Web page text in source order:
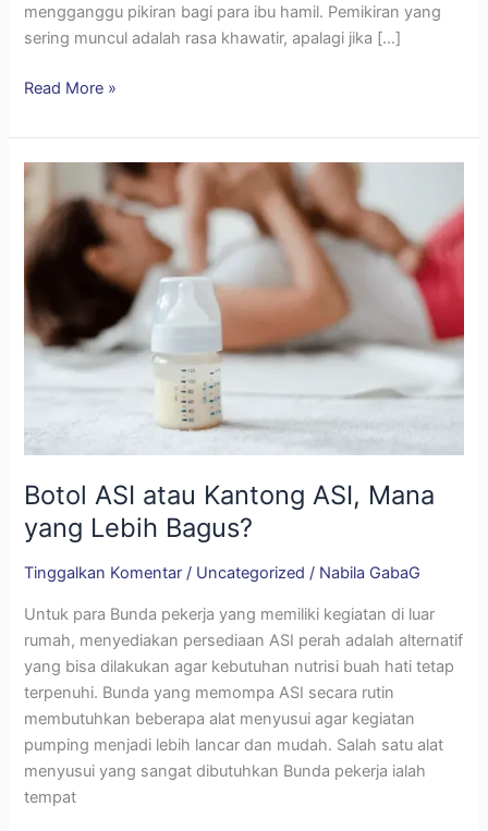
mengganggu pikiran bagi para ibu hamil. Pemikiran yang
sering muncul adalah rasa khawatir, apalagi jika […]
Read More »
Botol ASI atau Kantong ASI, Mana
yang Lebih Bagus?
Tinggalkan Komentar / Uncategorized / Nabila GabaG
Untuk para Bunda pekerja yang memiliki kegiatan di luar
rumah, menyediakan persediaan ASI perah adalah alternatif
yang bisa dilakukan agar kebutuhan nutrisi buah hati tetap
terpenuhi. Bunda yang memompa ASI secara rutin
membutuhkan beberapa alat menyusui agar kegiatan
pumping menjadi lebih lancar dan mudah. Salah satu alat
menyusui yang sangat dibutuhkan Bunda pekerja ialah
tempat
Botol
ASI
atau
Kantong
Mana
yang
Lebih